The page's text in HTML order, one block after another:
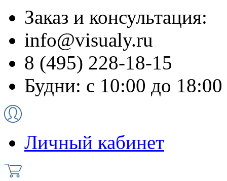
Заказ и консультация:
info@visualy.ru
8 (495) 228-18-15
Будни: с 10:00 до 18:00
Личный кабинет